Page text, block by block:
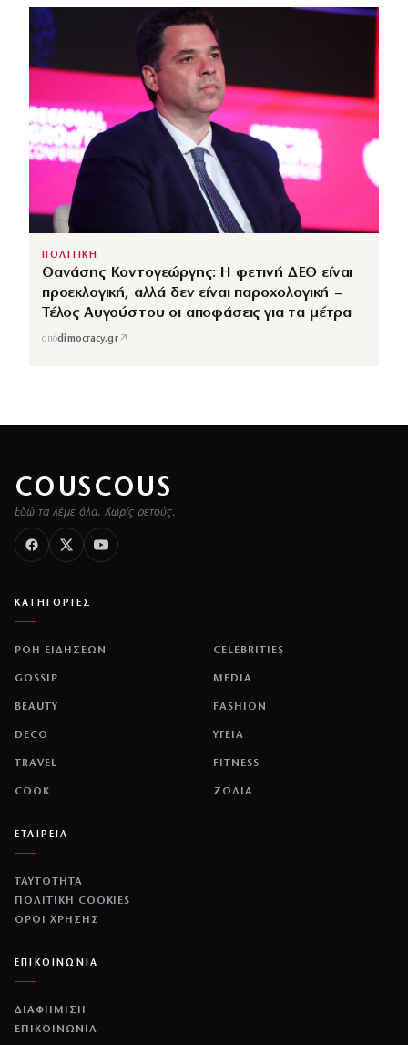
ΠΟΛΙΤΙΚΗ
Θανάσης Κοντογεώργης: Η φετινή ΔΕΘ είναι
προεκλογική, αλλά δεν είναι παροχολογική –
Τέλος Αυγούστου οι αποφάσεις για τα μέτρα
απόdimocracy.gr↗
COUSCOUS
Εδώ τα λέμε όλα. Χωρίς ρετούς.
ΚΑΤΗΓΟΡΙΕΣ
ΡΟΗ ΕΙΔΗΣΕΩΝ CELEBRITIES
GOSSIP MEDIA
BEAUTY FASHION
DECO ΥΓΕΙΑ
TRAVEL FITNESS
COOK ΖΩΔΙΑ
ΕΤΑΙΡΕΙΑ
ΤΑΥΤΟΤΗΤΑ
ΠΟΛΙΤΙΚΉ COOKIES
ΌΡΟΙ ΧΡΉΣΗΣ
ΕΠΙΚΟΙΝΩΝΙΑ
ΔΙΑΦΗΜΙΣΗ
ΕΠΙΚΟΙΝΩΝΙΑ